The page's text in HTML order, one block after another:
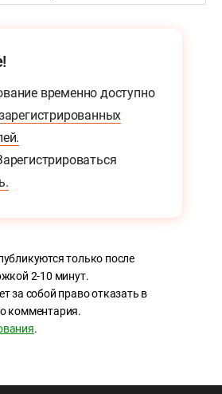
временно доступно
только после
2-10 минут.
за собой право отказать в
комментария.
.